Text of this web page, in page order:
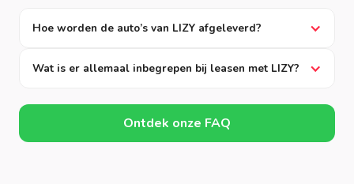
Hoe worden de auto’s van LIZY afgeleverd?
Wat is er allemaal inbegrepen bij leasen met LIZY?
Ontdek onze FAQ